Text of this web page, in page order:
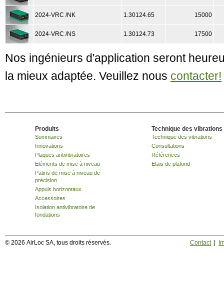
2024-VRC /NK 1.30124.65 15000
2024-VRC /NS 1.30124.73 17500
Nos ingénieurs d'application seront
la mieux adaptée. Veuillez nous contacter!
Produits
Sommaires
Innovations
Plaques antivibratoires
Eléments de mise à niveau
Patins de mise à niveau de
précision
Appuis horizontaux
Accessoires
Isolation antivibratoire de
fondations
Technique des vibrations
Technique des vibrations
Consultations
Références
Etais de plafond
© 2026 AirLoc SA, tous droits réservés. Contact|